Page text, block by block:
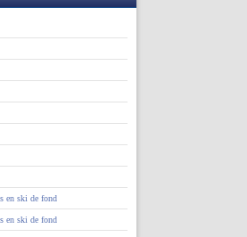
en ski de fond
en ski de fond